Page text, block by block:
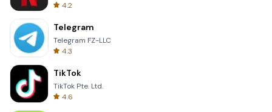
4.2
Telegram
Telegram FZ-LLC
4.3
TikTok
TikTok Pte. Ltd.
4.6